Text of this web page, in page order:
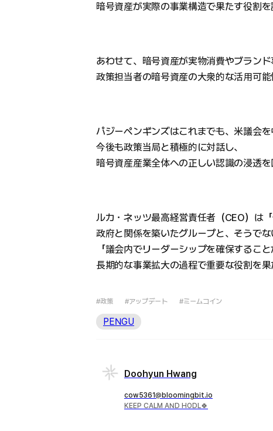
暗号資産が実際の事業構造で果たす役割を
あわせて、暗号資産が実物消費やブラン
政策担当者の暗号資産の大衆的な活用可
パジーペンギンズはこれまでも、米議会
今後も政策当局と積極的に対話し、
暗号資産産業全体への正しい認識の浸透を
ルカ・ネッツ最高経営責任者（CEO）は
政府と関係を築いたグループと、そうで
「議会内でリーダーシップを確保すること
長期的な事業拡大の過程で重要な役割を果
#政策 #アップデート #ミームコイン
PENGU
Doohyun Hwang
cow5361@bloomingbit.io
KEEP CALM AND HODL🍀